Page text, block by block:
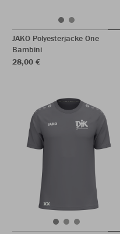
JAKO Polyesterjacke One
Bambini
28,00 €